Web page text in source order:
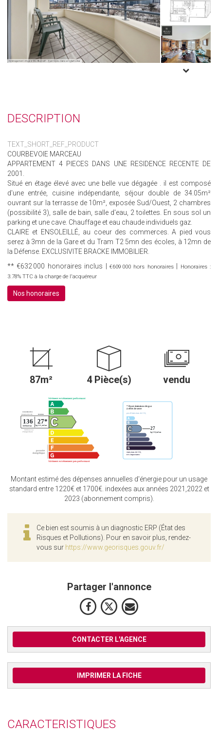
DESCRIPTION
TEXT_SHORT_REF_PRODUCT
COURBEVOIE MARCEAU
APPARTEMENT 4 PIECES DANS UNE RESIDENCE RECENTE DE
2001.
Situé en étage élevé avec une belle vue dégagée . iI est composé
d'une entrée, cuisine indépendante, séjour double de 34.05m²
ouvrant sur la terrasse de 10m², exposée Sud/Ouest, 2 chambres
(possibilité 3), salle de bain, salle d'eau, 2 toilettes. En sous sol un
parking et une cave. Chauffage et eau chaude individuels gaz.
CLAIRE et ENSOLEILLÉ, au coeur des commerces. A pied vous
serez à 3mn de la Gare et du Tram T2 5mn des écoles, à 12mn de
la Défense. EXCLUSIVITE BRACKE IMMOBILIER.
** €632 000 honoraires inclus |€609 000 hors honoraires|
Honoraires :
3.78% TTC à la charge de l'acquéreur
Nos honoraires
87m² 4 Pièce(s) vendu
Montant estimé des dépenses annuelles d'énergie pour un usage
standard entre 1220€ et 1700€. indexées aux années 2021,2022 et
2023 (abonnement compris).
Ce bien est soumis à un diagnostic ERP (État des
Risques et Pollutions). Pour en savoir plus, rendez-
vous sur https://www.georisques.gouv.fr/
Partager l'annonce
CONTACTER L'AGENCE
IMPRIMER LA FICHE
CARACTERISTIQUES